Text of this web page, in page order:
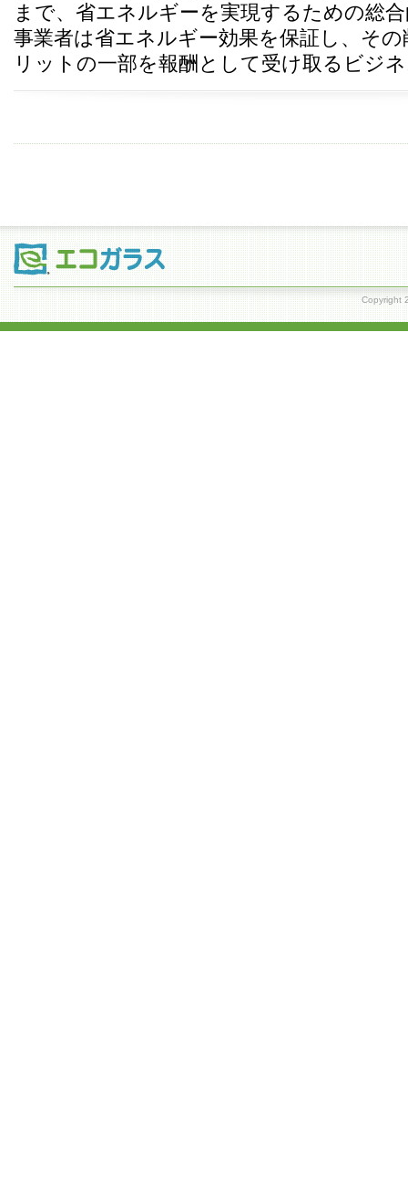
まで、省エネルギーを実現するための総
事業者は省エネルギー効果を保証し、そ
リットの一部を報酬として受け取るビジ
Copyright